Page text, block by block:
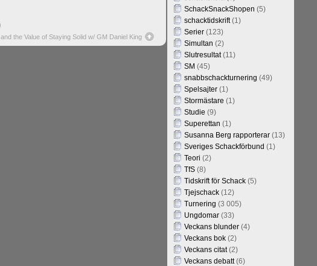
the Value of Staying Solid w/ GM Daniel King
SchackSnackShopen (5)
schacktidskrift(1)
Serier(123)
Simultan (2)
Slutresultat(11)
SM (45)
snabbschackturnering (49)
Spelsajter(1)
Stormästare (1)
Studie (9)
Superettan (1)
Susanna Berg rapporterar(13)
Sveriges Schackförbund (1)
Teori (2)
TfS(8)
Tidskrift för Schack(5)
Tjejschack(12)
Turnering (3 005)
Ungdomar(33)
Veckans blunder(4)
Veckans bok(2)
Veckans citat(2)
Veckans debatt(6)